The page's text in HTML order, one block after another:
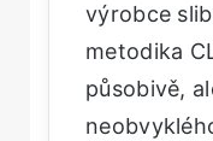
výrobce
metodika
působivě,